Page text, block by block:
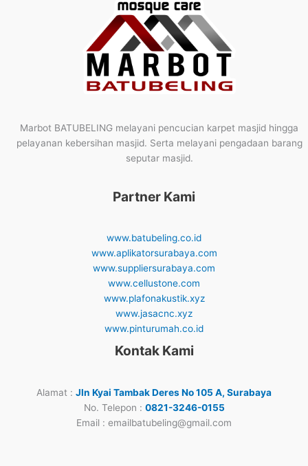
Marbot BATUBELING melayani pencucian karpet masjid hingga
pelayanan kebersihan masjid. Serta melayani pengadaan barang
seputar masjid.
Partner Kami
www.batubeling.co.id
www.aplikatorsurabaya.com
www.suppliersurabaya.com
www.cellustone.com
www.plafonakustik.xyz
www.jasacnc.xyz
www.pinturumah.co.id
Kontak Kami
Alamat : Jln Kyai Tambak Deres No 105 A, Surabaya
No. Telepon : 0821-3246-0155
Email : emailbatubeling@gmail.com